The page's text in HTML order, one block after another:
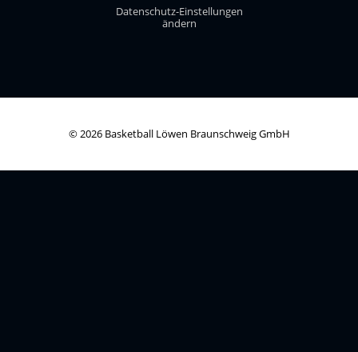
Datenschutz-Einstellungen
ändern
© 2026 Basketball Löwen Braunschweig GmbH